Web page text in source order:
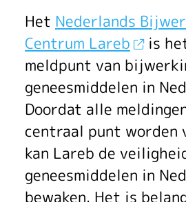
M
e
l
d
p
u
Het Nederlands
Centrum Lareb
is
meldpunt van
geneesmiddelen in
Doordat alle
centraal punt worden
kan Lareb de
geneesmiddelen in
bewaken. Het is